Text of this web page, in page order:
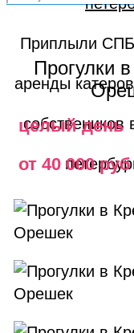
Прогулки
целый день
от 40 000 руб